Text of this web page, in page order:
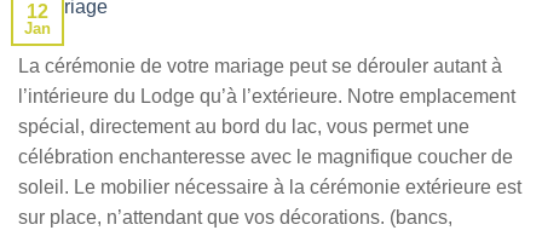
12
Jan
La cérémonie de votre mariage peut se dérouler autant à
l’intérieure du Lodge qu’à l’extérieure. Notre emplacement
spécial, directement au bord du lac, vous permet une
célébration enchanteresse avec le magnifique coucher de
soleil. Le mobilier nécessaire à la cérémonie extérieure est
sur place, n’attendant que vos décorations. (bancs,